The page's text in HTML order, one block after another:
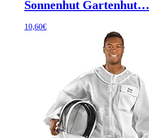
Sonnenhut Gartenhut…
10,60€